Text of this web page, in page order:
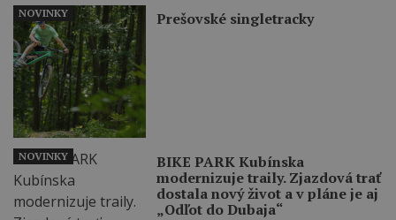
Prešovské singletracky
NOVINKY
BIKE PARK Kubínska
modernizuje traily. Zjazdová trať
dostala nový život a v pláne je aj
„Odľot do Dubaja“
NOVINKY